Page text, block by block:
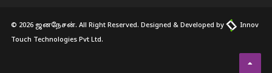
© 2026 ஜனநேசன். All Right Reserved. Designed & Developed by
Innov
Touch Technologies Pvt Ltd.